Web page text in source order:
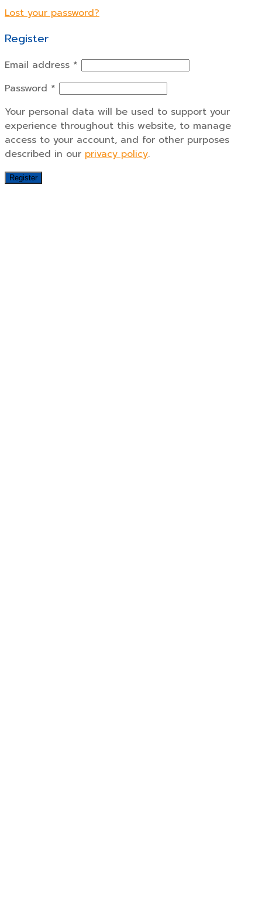
Lost your password?
Register
Email address *
Password *
Your personal data will be used to support your
experience throughout this website, to manage
access to your account, and for other purposes
described in our privacy policy.
Register